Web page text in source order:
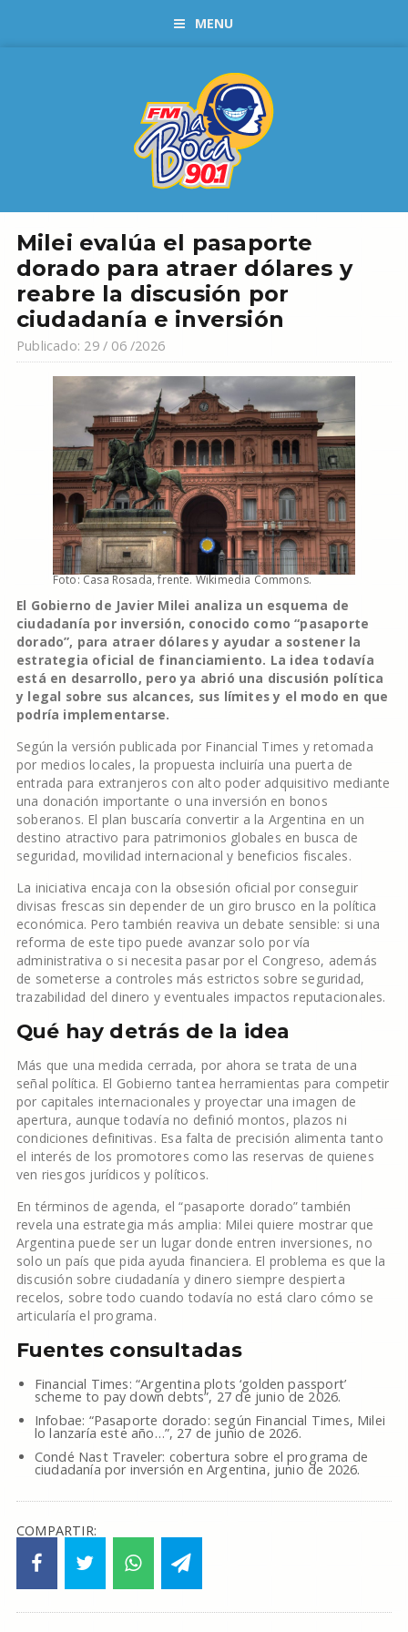
MENU
Milei evalúa el pasaporte
dorado para atraer dólares y
reabre la discusión por
ciudadanía e inversión
Publicado: 29 / 06 /2026
Foto: Casa Rosada, frente. Wikimedia Commons.
El Gobierno de Javier Milei analiza un esquema de
ciudadanía por inversión, conocido como “pasaporte
dorado”, para atraer dólares y ayudar a sostener la
estrategia oficial de financiamiento. La idea todavía
está en desarrollo, pero ya abrió una discusión política
y legal sobre sus alcances, sus límites y el modo en que
podría implementarse.
Según la versión publicada por Financial Times y retomada
por medios locales, la propuesta incluiría una puerta de
entrada para extranjeros con alto poder adquisitivo mediante
una donación importante o una inversión en bonos
soberanos. El plan buscaría convertir a la Argentina en un
destino atractivo para patrimonios globales en busca de
seguridad, movilidad internacional y beneficios fiscales.
La iniciativa encaja con la obsesión oficial por conseguir
divisas frescas sin depender de un giro brusco en la política
económica. Pero también reaviva un debate sensible: si una
reforma de este tipo puede avanzar solo por vía
administrativa o si necesita pasar por el Congreso, además
de someterse a controles más estrictos sobre seguridad,
trazabilidad del dinero y eventuales impactos reputacionales.
Qué hay detrás de la idea
Más que una medida cerrada, por ahora se trata de una
señal política. El Gobierno tantea herramientas para competir
por capitales internacionales y proyectar una imagen de
apertura, aunque todavía no definió montos, plazos ni
condiciones definitivas. Esa falta de precisión alimenta tanto
el interés de los promotores como las reservas de quienes
ven riesgos jurídicos y políticos.
En términos de agenda, el “pasaporte dorado” también
revela una estrategia más amplia: Milei quiere mostrar que
Argentina puede ser un lugar donde entren inversiones, no
solo un país que pida ayuda financiera. El problema es que la
discusión sobre ciudadanía y dinero siempre despierta
recelos, sobre todo cuando todavía no está claro cómo se
articularía el programa.
Fuentes consultadas
Financial Times: “Argentina plots ‘golden passport’
scheme to pay down debts”, 27 de junio de 2026.
Infobae: “Pasaporte dorado: según Financial Times, Milei
lo lanzaría este año…”, 27 de junio de 2026.
Condé Nast Traveler: cobertura sobre el programa de
ciudadanía por inversión en Argentina, junio de 2026.
COMPARTIR: